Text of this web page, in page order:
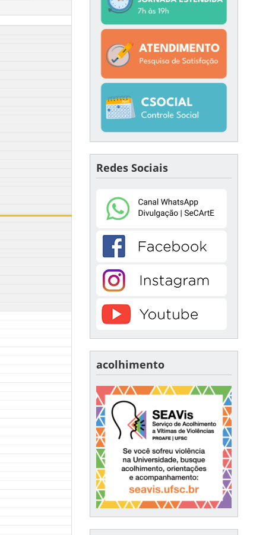
Redes Sociais
acolhimento